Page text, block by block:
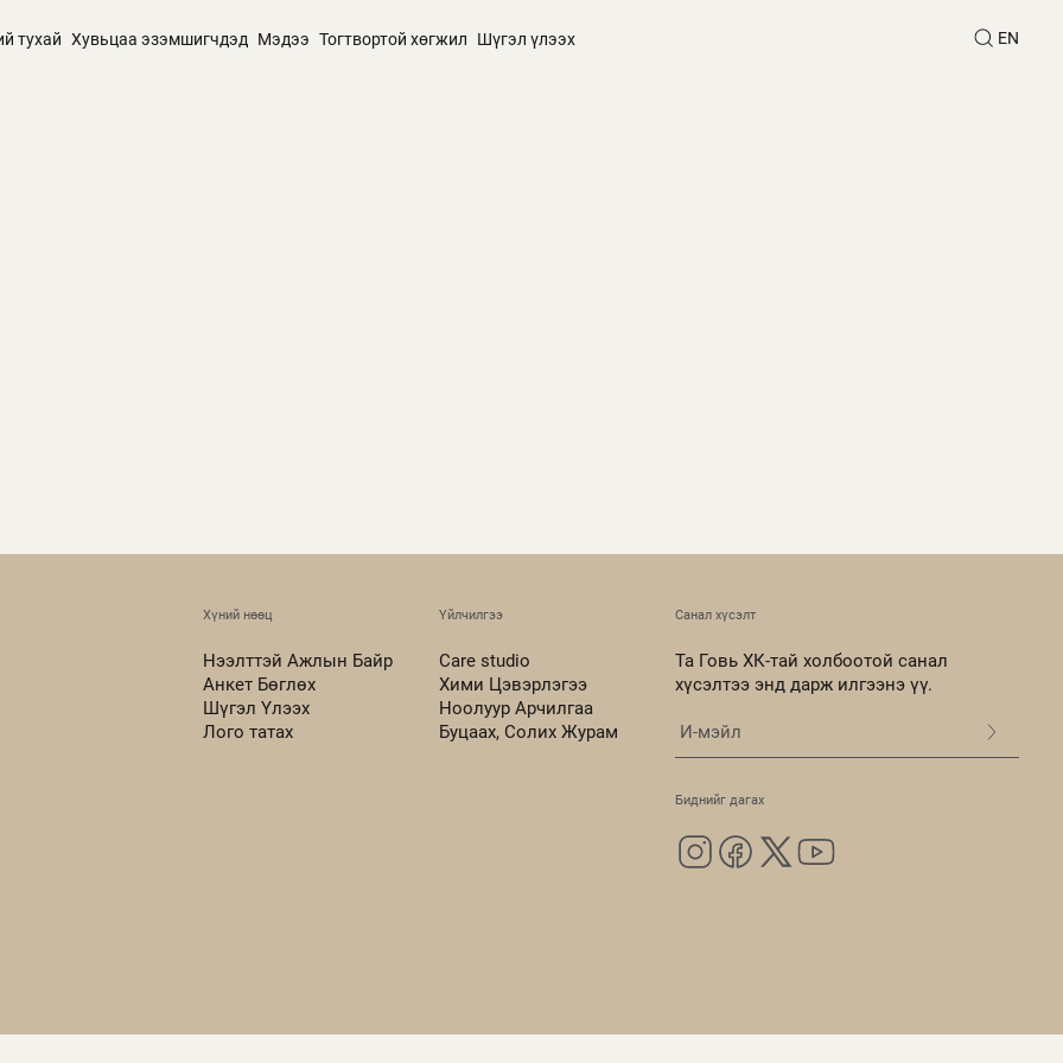
тухай Хувьцаа эзэмшигчдэд Мэдээ Тогтвортой хөгжил Шүгэл үлээх EN
Хүний нөөц
Нээлттэй Ажлын Байр
Анкет Бөглөх
Шүгэл Үлээх
Лого татах
Үйлчилгээ
Care studio
Хими Цэвэрлэгээ
Ноолуур Арчилгаа
Буцаах, Солих Журам
Санал хүсэлт
Та Говь ХК-тай холбоотой санал
хүсэлтээ энд дарж илгээнэ үү.
Биднийг дагах